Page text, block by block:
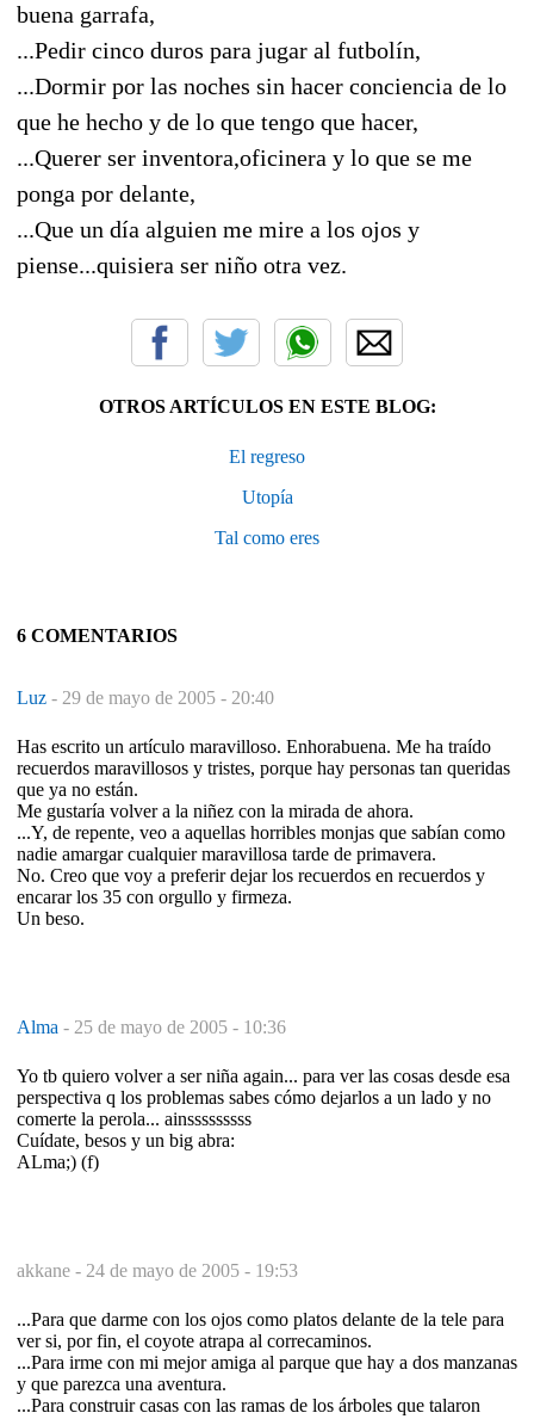
buena garrafa,
...Pedir cinco duros para jugar al futbolín,
...Dormir por las noches sin hacer conciencia de lo
que he hecho y de lo que tengo que hacer,
...Querer ser inventora,oficinera y lo que se me
ponga por delante,
...Que un día alguien me mire a los ojos y
piense...quisiera ser niño otra vez.
OTROS ARTÍCULOS EN ESTE BLOG:
El regreso
Utopía
Tal como eres
6 COMENTARIOS
Luz - 29 de mayo de 2005 - 20:40
Has escrito un artículo maravilloso. Enhorabuena. Me ha traído
recuerdos maravillosos y tristes, porque hay personas tan queridas
que ya no están.
Me gustaría volver a la niñez con la mirada de ahora.
...Y, de repente, veo a aquellas horribles monjas que sabían como
nadie amargar cualquier maravillosa tarde de primavera.
No. Creo que voy a preferir dejar los recuerdos en recuerdos y
encarar los 35 con orgullo y firmeza.
Un beso.
Alma - 25 de mayo de 2005 - 10:36
Yo tb quiero volver a ser niña again... para ver las cosas desde esa
perspectiva q los problemas sabes cómo dejarlos a un lado y no
comerte la perola... ainsssssssss
Cuídate, besos y un big abra:
ALma;) (f)
akkane - 24 de mayo de 2005 - 19:53
...Para que darme con los ojos como platos delante de la tele para
ver si, por fin, el coyote atrapa al correcaminos.
...Para irme con mi mejor amiga al parque que hay a dos manzanas
y que parezca una aventura.
...Para construir casas con las ramas de los árboles que talaron